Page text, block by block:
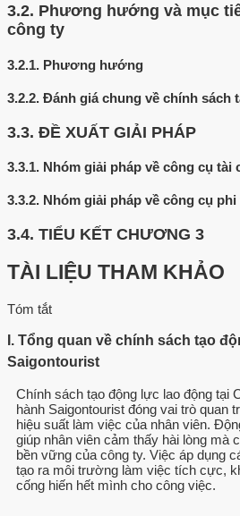
3.2. Phương hướng và mục
công ty
3.2.1. Phương hướng
3.2.2. Đánh giá chung về chính sách
3.3. ĐỀ XUẤT GIẢI PHÁP
3.3.1. Nhóm giải pháp về công cụ tài
3.3.2. Nhóm giải pháp về công cụ
3.4. TIỂU KẾT CHƯƠNG 3
TÀI LIỆU THAM KHẢO
Tóm tắt
I. Tổng quan về chính sách tạo
Saigontourist
Chính sách tạo động lực lao động tại
hành Saigontourist đóng vai trò quan
hiệu suất làm việc của nhân viên.
giúp nhân viên cảm thấy hài lòng mà
bền vững của công ty. Việc áp dụng
tạo ra môi trường làm việc tích cực,
cống hiến hết mình cho công việc.